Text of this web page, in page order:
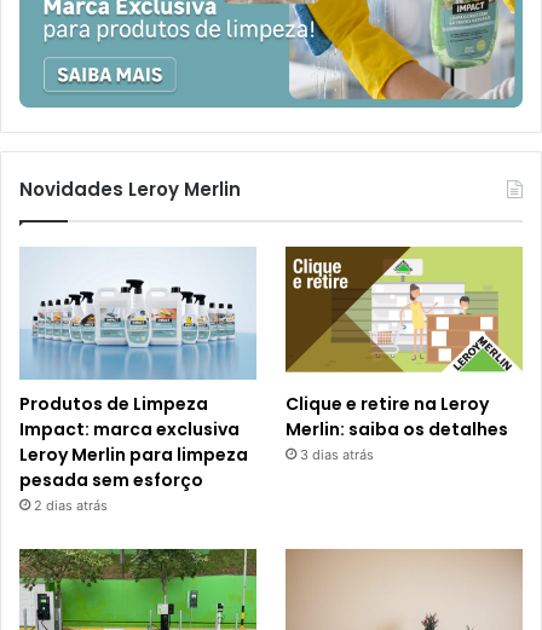
Novidades Leroy Merlin
Produtos de Limpeza
Impact: marca exclusiva
Leroy Merlin para limpeza
pesada sem esforço
2 dias atrás
Clique e retire na Leroy
Merlin: saiba os detalhes
3 dias atrás